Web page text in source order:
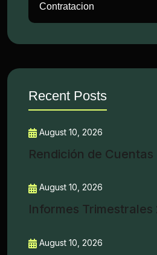
Contratacion
Recent Posts
August 10, 2026
Rendición de Cuentas
August 10, 2026
Informes Trimestrales
August 10, 2026